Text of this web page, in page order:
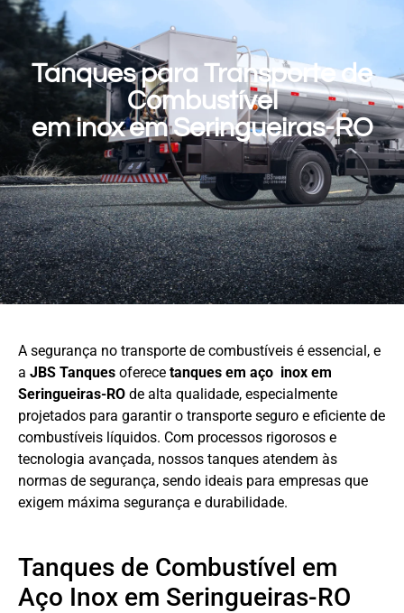
Tanques para Transporte de
Combustível
em inox em Seringueiras-RO
A segurança no transporte de combustíveis é essencial, e
a JBS Tanques oferece tanques em aço inox em
Seringueiras-RO de alta qualidade, especialmente
projetados para garantir o transporte seguro e eficiente de
combustíveis líquidos. Com processos rigorosos e
tecnologia avançada, nossos tanques atendem às
normas de segurança, sendo ideais para empresas que
exigem máxima segurança e durabilidade.
Tanques de Combustível em
Aço Inox em Seringueiras-RO